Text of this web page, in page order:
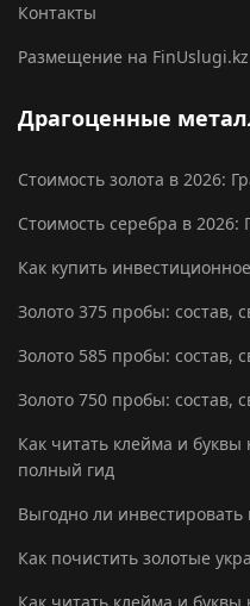
Контакты
Размещение на FinUslugi.kz
Драгоценные
Стоимость золота в 2026:
Стоимость серебра в
Как купить
Золото 375 пробы: состав,
Золото 585 пробы: состав,
Золото 750 пробы: состав,
Как читать клейма и
полный гид
Выгодно ли инвестировать
Как почистить золотые